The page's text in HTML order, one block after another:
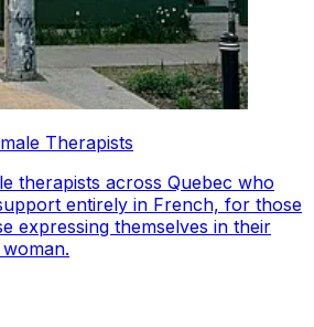
Therapists
therapists across Quebec who
entirely in French, for those
expressing themselves in their